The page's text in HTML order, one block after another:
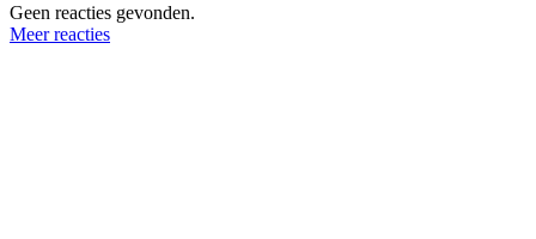
Geen reacties gevonden.
Meer reacties